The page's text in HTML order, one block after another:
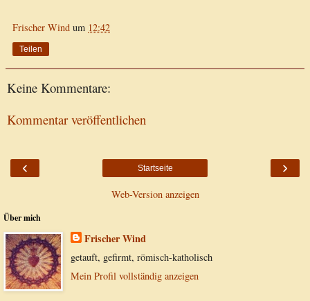
Frischer Wind um 12:42
Teilen
Keine Kommentare:
Kommentar veröffentlichen
‹ ›
Startseite
Web-Version anzeigen
Über mich
Frischer Wind
getauft, gefirmt, römisch-katholisch
Mein Profil vollständig anzeigen